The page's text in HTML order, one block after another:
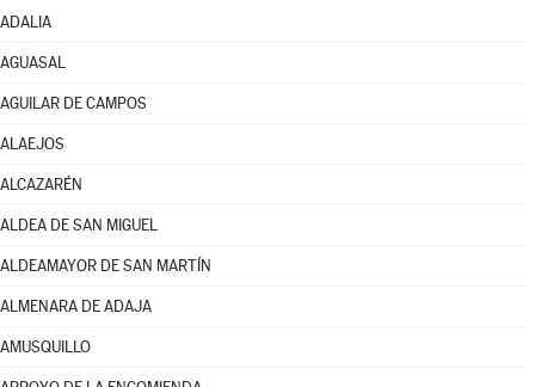
ADALIA
AGUASAL
AGUILAR DE CAMPOS
ALAEJOS
ALCAZARÉN
ALDEA DE SAN MIGUEL
ALDEAMAYOR DE SAN MARTÍN
ALMENARA DE ADAJA
AMUSQUILLO